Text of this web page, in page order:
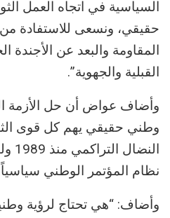
السياسية في اتجاه العمل
حقيقي، ونسعى للاستفادة
المقاومة والبعد عن الأجندة
القبلية والجهوية”.
وأضاف عواض أن حل الأزمة
وطني حقيقي يهم كل قوى
نظام المؤتمر الوطني
وأضاف: “هي تحتاج لرؤية